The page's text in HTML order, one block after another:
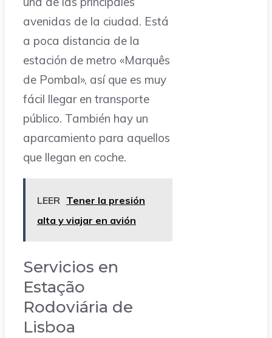
avenidas de la ciudad. Está
a poca distancia de la
estación de metro «Marquês
de Pombal», así que es muy
fácil llegar en transporte
público. También hay un
aparcamiento para aquellos
que llegan en coche.
LEER Tener la presión
alta y viajar en avión
Servicios en
Estação
Rodoviária de
Lisboa